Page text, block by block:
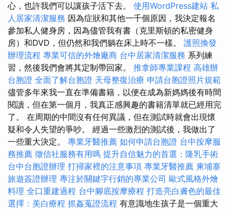
心，也許我們可以讓孩子活下去。 使用WordPress建站 私
人居家清潔服務 因為症狀和其他一千個原因，我決定報名
參加私人健身房，因為儘管我有書（克里斯頓的私密健身
房）和DVD，但仍然和我們躺在床上時不一樣。 護照換發
辦理流程 專業可信的外燴廠商 台中居家清潔服務 系列練
習，然後我們會將其定制帶回家。 推拿師專業課程 高雄辦
台胞證 全面了解台胞證 天母整復治療 申請台胞證照片規範
儘管多年來我一直在準備書籍，以便在成為新媽媽後有時間
閱讀，但在第一個月，我真正感興趣的書籍清單就已經用完
了。 在周期的中間沒有任何異議，但在測試時就會出現懷
疑和令人失望的爭吵。 經過一些激烈的測試後，我做出了
一些重大決定。 專業牙醫推薦 如何申請台胞證 台中按摩服
務推薦 徵信社服務有用嗎 提升自信魅力的首選：隆乳手術
台中台胞證辦理 打掃家裡的注意事項 專業牙醫推薦 柬埔寨
旅遊簽證辦理 專注於關鍵字行銷的專業公司 歐式風格外燴
料理 全口重建過程 台中腳底按摩療程 打造亮白膚色的最佳
選擇：美白療程 抓姦蒐證流程 有意識地生孩子是一個重大